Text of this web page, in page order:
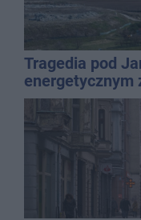
Tragedia pod
energetycznym
mężczyzny